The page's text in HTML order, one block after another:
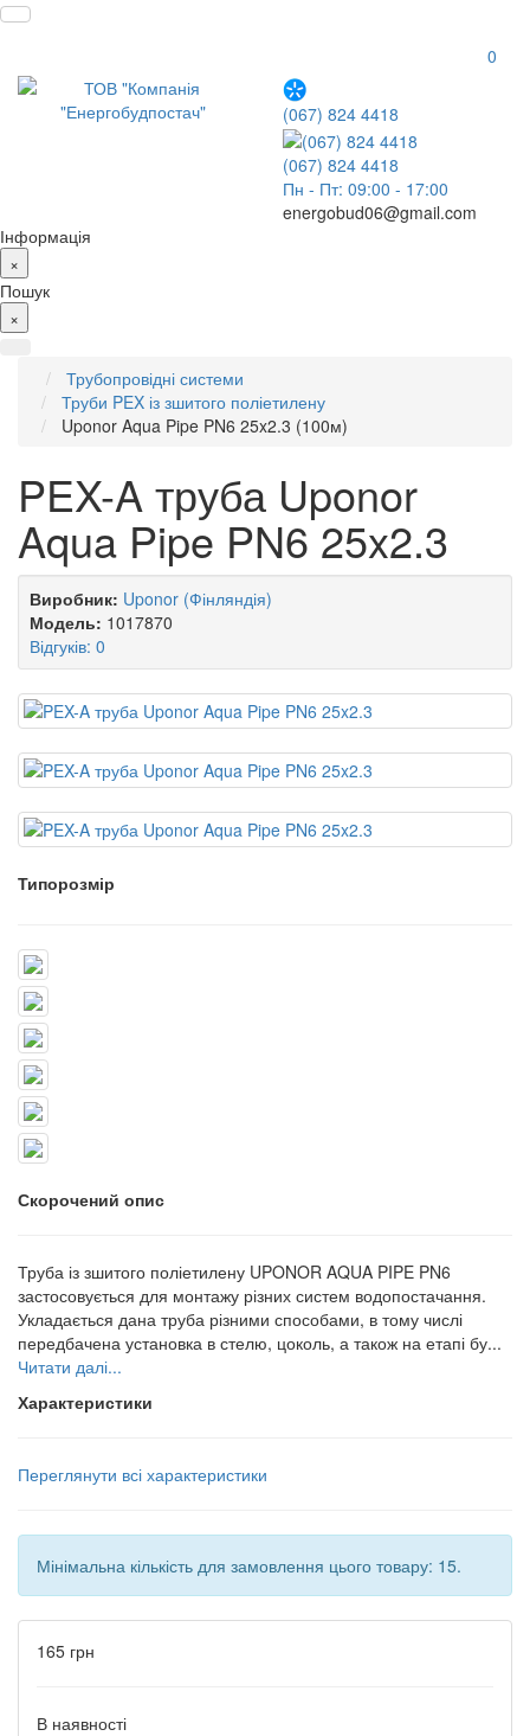
0
(067) 824 4418
(067) 824 4418
Пн - Пт: 09:00 - 17:00
energobud06@gmail.com
Інформація
×
Пошук
×
Трубопровідні системи
Труби PEX із зшитого поліетилену
Uponor Aqua Pipe PN6 25x2.3 (100м)
PEX-A труба Uponor
Aqua Pipe PN6 25x2.3
Виробник: Uponor (Фінляндія)
Модель: 1017870
Відгуків: 0
Типорозмір
Скорочений опис
Труба із зшитого поліетилену UPONOR AQUA PIPE PN6
застосовується для монтажу різних систем водопостачання.
Укладається дана труба різними способами, в тому числі
передбачена установка в стелю, цоколь, а також на етапі бу...
Читати далі...
Характеристики
Переглянути всі характеристики
Мінімальна кількість для замовлення цього товару: 15.
165 грн
В наявності